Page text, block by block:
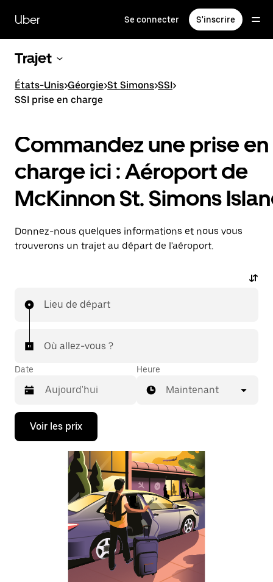
contenu
principal
Uber Se connecter S'inscrire
Trajet
États-Unis>Géorgie>St Simons>SSI>
SSI prise en charge
Commandez une prise en
charge ici : Aéroport de
McKinnon St. Simons
Donnez-nous quelques informations et nous vous
trouverons un trajet au départ de l'aéroport.
Lieu de départ
Où allez-vous ?
Date
Appuyez
la
Heure
Maintenant
Voir les prix